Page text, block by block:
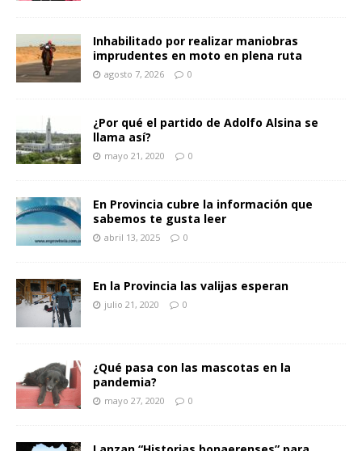
Inhabilitado por realizar maniobras
imprudentes en moto en plena ruta
agosto 7, 2026 0
¿Por qué el partido de Adolfo Alsina se
llama así?
mayo 21, 2020 0
En Provincia cubre la información que
sabemos te gusta leer
abril 13, 2025 0
En la Provincia las valijas esperan
julio 21, 2020 0
¿Qué pasa con las mascotas en la
pandemia?
mayo 27, 2020 0